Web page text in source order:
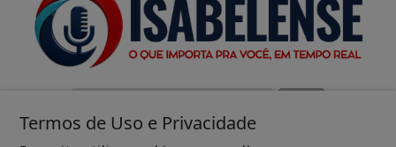
Termos de Uso e Privacidade